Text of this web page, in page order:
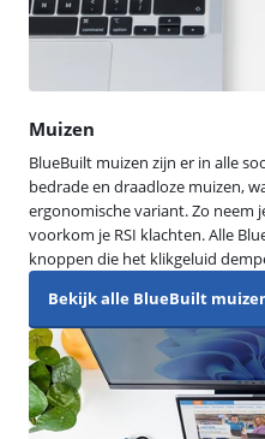
Muizen
BlueBuilt muizen zijn er in alle
bedrade en draadloze muizen,
ergonomische variant. Zo neem
voorkom je RSI klachten. Alle
knoppen die het klikgeluid
Bekijk alle BlueBuilt